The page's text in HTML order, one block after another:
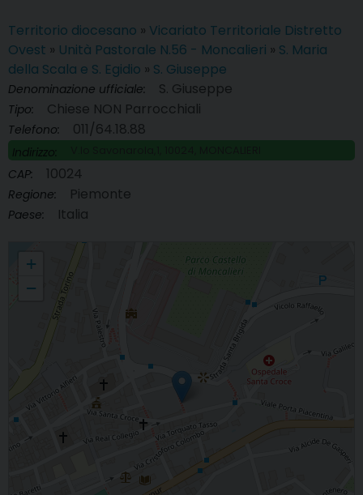
Territorio diocesano » Vicariato Territoriale Distretto
Ovest » Unità Pastorale N.56 - Moncalieri » S. Maria
della Scala e S. Egidio » S. Giuseppe
Denominazione ufficiale: S. Giuseppe
Tipo: Chiese NON Parrocchiali
Telefono: 011/64.18.88
Indirizzo:
CAP: 10024
Regione: Piemonte
Paese: Italia
S. Giuseppe
+
−